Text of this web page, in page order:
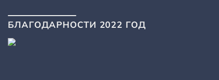
БЛАГОДАРНОСТИ 2022 ГОД